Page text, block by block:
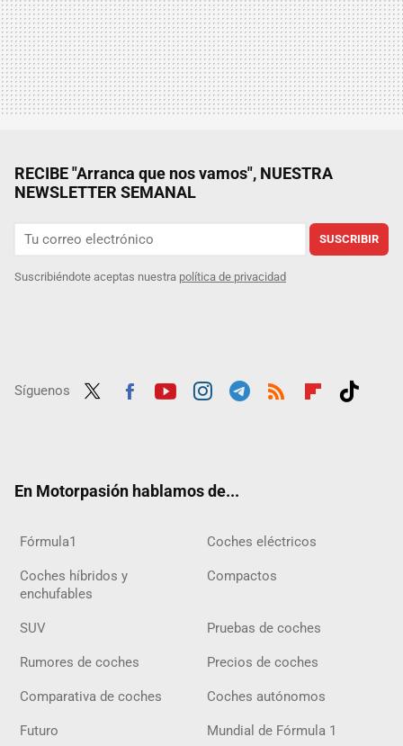
RECIBE "Arranca que nos vamos", NUESTRA
NEWSLETTER SEMANAL
SUSCRIBIR
Suscribiéndote aceptas nuestra política de privacidad
Síguenos
En Motorpasión hablamos de...
Fórmula1 Coches eléctricos
Coches híbridos y
enchufables
Compactos
SUV Pruebas de coches
Rumores de coches Precios de coches
Comparativa de coches Coches autónomos
Futuro Mundial de Fórmula 1